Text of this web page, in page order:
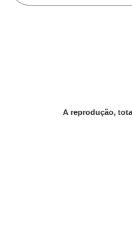
A reprodução,